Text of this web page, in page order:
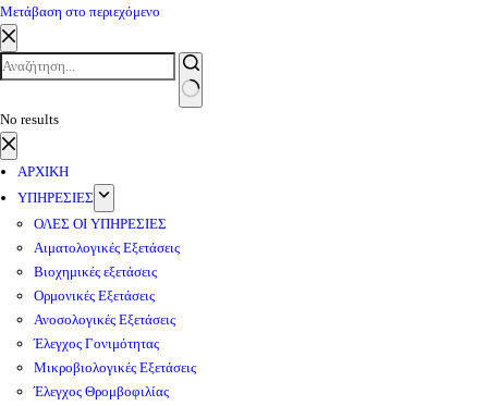
Μετάβαση στο περιεχόμενο
No results
ΑΡΧΙΚΗ
ΥΠΗΡΕΣΙΕΣ
ΟΛΕΣ ΟΙ ΥΠΗΡΕΣΙΕΣ
Αιματολογικές Εξετάσεις
Βιοχημικές εξετάσεις
Ορμονικές Εξετάσεις
Ανοσολογικές Εξετάσεις
Έλεγχος Γονιμότητας
Μικροβιολογικές Εξετάσεις
Έλεγχος Θρομβοφιλίας